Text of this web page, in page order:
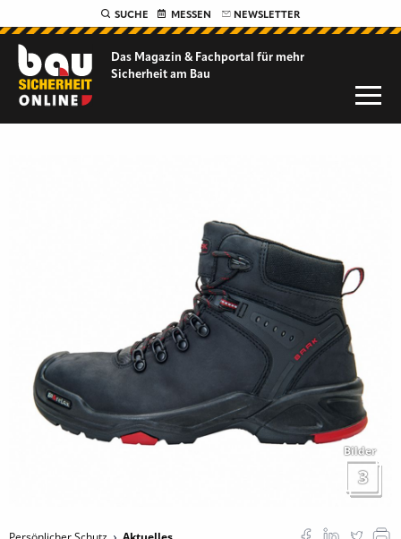
SUCHE MESSEN NEWSLETTER
Das Magazin & Fachportal für mehr
Sicherheit am Bau
Bilder
3